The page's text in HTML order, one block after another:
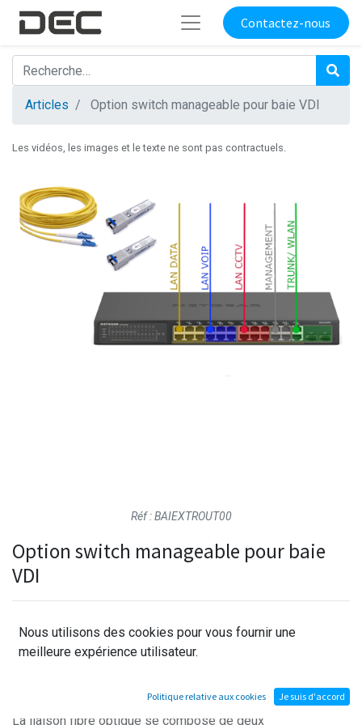
Contactez-nous
Articles Option switch manageable pour baie VDI
Les vidéos, les images et le texte ne sont pas contractuels.
Réf : BAIEXTROUT00
Option switch manageable pour baie
VDI
Ensemble d'extensions du réseau VDI composé d'un
switch mangeable et d'une liaison fibre optique de 100m.
Le switch est livré préconfiguré et s'intègre de manière
La liaison fibre optique se compose de deux
Nous utilisons des cookies pour vous fournir une
meilleure expérience utilisateur.
Politique relative aux cookies Je suis d'accord